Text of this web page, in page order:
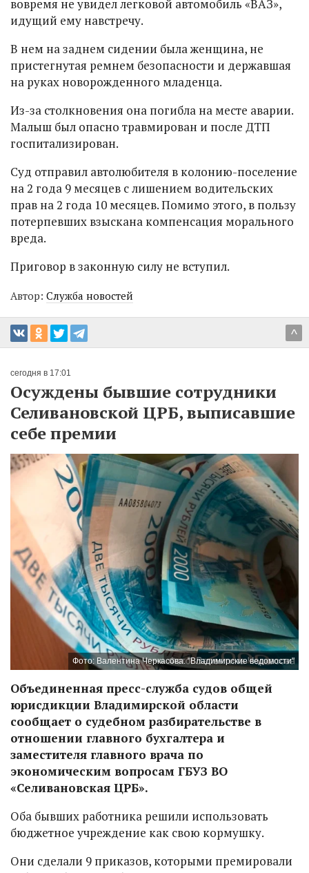
вовремя не увидел легковой автомобиль «ВАЗ»,
идущий ему навстречу.
В нем на заднем сидении была женщина, не
пристегнутая ремнем безопасности и державшая
на руках новорожденного младенца.
Из-за столкновения она погибла на месте аварии.
Малыш был опасно травмирован и после ДТП
госпитализирован.
Суд отправил автолюбителя в колонию-поселение
на 2 года 9 месяцев с лишением водительских
прав на 2 года 10 месяцев. Помимо этого, в пользу
потерпевших взыскана компенсация морального
вреда.
Приговор в законную силу не вступил.
Автор: Служба новостей
^
сегодня в 17:01
Осуждены бывшие сотрудники
Селивановской ЦРБ, выписавшие
себе премии
Фото: Валентина Черкасова. "Владимирские ведомости"
Объединенная пресс-служба судов общей
юрисдикции Владимирской области
сообщает о судебном разбирательстве в
отношении главного бухгалтера и
заместителя главного врача по
экономическим вопросам ГБУЗ ВО
«Селивановская ЦРБ».
Оба бывших работника решили использовать
бюджетное учреждение как свою кормушку.
Они сделали 9 приказов, которыми премировали